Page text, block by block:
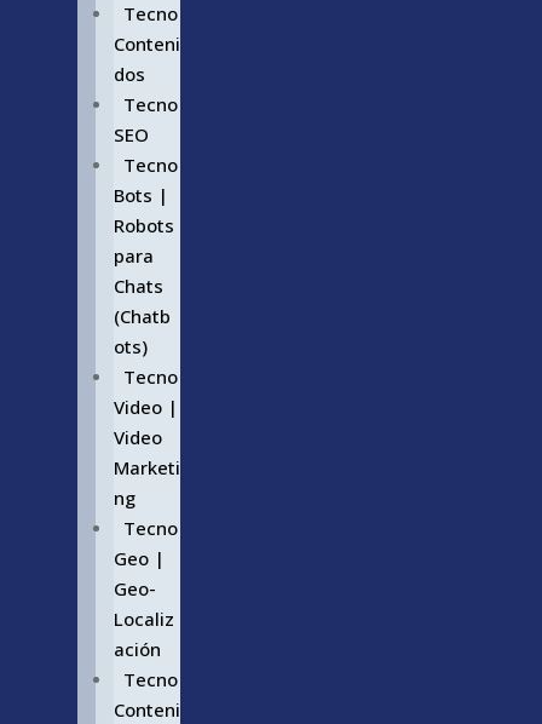
Tecno
Conteni
dos
Tecno
SEO
Tecno
Bots |
Robots
para
Chats
(Chatb
ots)
Tecno
Video |
Video
Marketi
ng
Tecno
Geo |
Geo-
Localiz
ación
Tecno
Conteni